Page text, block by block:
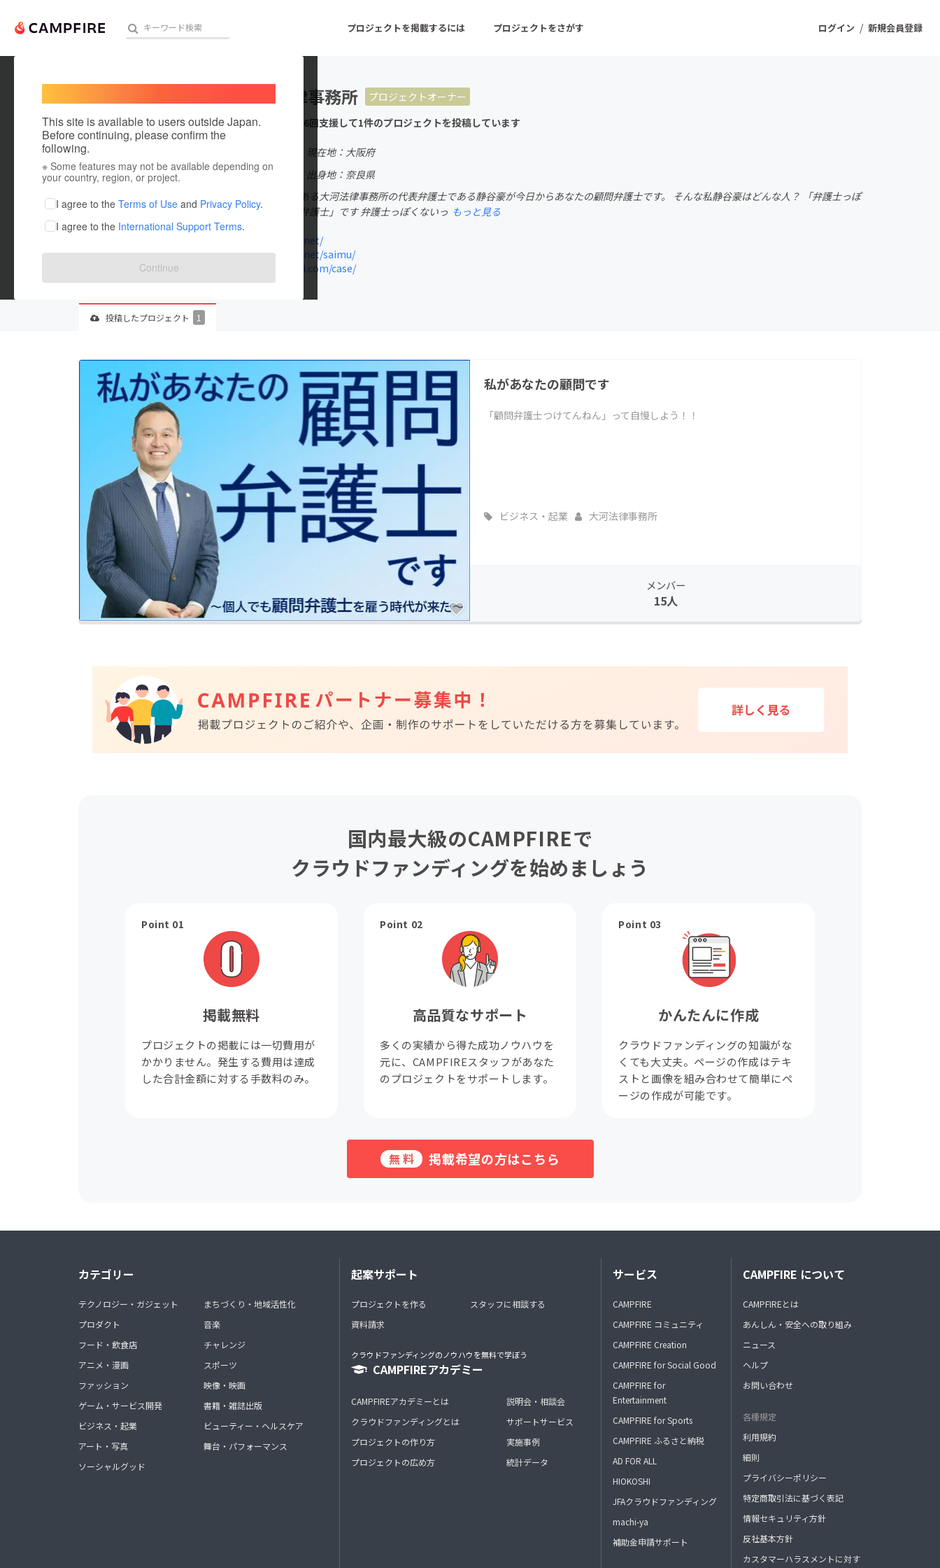
ログイン / 新規会員登録
プロジェクトを掲載するには プロジェクトをさがす
人気のプロジェクト 注目のリターン 注目の新着プロジェクト
アート・写真 音楽
テクノロジー・ガジェット
ゲーム・サービス開発 フード・飲食店
ファッション
映像・映画
ビジネス・起業
チャレンジ
まちづくり・地域活性化
CAMPFIREふるさと納税
This site is available to users outside Japan.
Before continuing, please confirm the
following.
※ Some features may not be available depending on
your country, region, or project.
I agree to the Terms of Use and Privacy Policy.
I agree to the International Support Terms.
Continue
大河法律事務所
プロジェクトオーナー
これまでに6回支援して1件のプロジェクトを投稿しています
現在地：大阪府
出身国：日本
出身地：奈良県
大阪市西区にある大河法律事務所の代表弁護士である静谷豪が今日からあなたの顧問弁護士です。 そんな私静谷豪はどんな人？ 「弁護士っぽ
くない癒し系弁護士」です 弁護士っぽくないっ もっと見る
taiga-law.net/
taiga-law.net/saimu/
taiga-keiji.com/case/
投稿したプロジェクト 1
私があなたの顧問です
「顧問弁護士つけてんねん」って自慢しよう！！
ビジネス・起業 大河法律事務所
メンバー
15人
国内最大級のCAMPFIREで
クラウドファンディングを始めましょう
Point 01
掲載無料
プロジェクトの掲載には一切費用が
かかりません。発生する費用は達成
した合計金額に対する手数料のみ。
Point 02
高品質なサポート
多くの実績から得た成功ノウハウを
元に、CAMPFIREスタッフがあなた
のプロジェクトをサポートします。
Point 03
かんたんに作成
クラウドファンディングの知識がな
くても大丈夫。ページの作成はテキ
ストと画像を組み合わせて簡単にペ
ージの作成が可能です。
無料 掲載希望の方はこちら
カテゴリー
テクノロジー・ガジェット
プロダクト
フード・飲食店
アニメ・漫画
ファッション
ゲーム・サービス開発
ビジネス・起業
アート・写真
ソーシャルグッド
まちづくり・地域活性化
音楽
チャレンジ
スポーツ
映像・映画
書籍・雑誌出版
ビューティー・ヘルスケア
舞台・パフォーマンス
起案サポート
プロジェクトを作る
資料請求
スタッフに相談する
クラウドファンディングのノウハウを無料で学ぼう
CAMPFIREアカデミー
CAMPFIREアカデミーとは
クラウドファンディングとは
プロジェクトの作り方
プロジェクトの広め方
説明会・相談会
サポートサービス
実施事例
統計データ
サービス
CAMPFIRE
CAMPFIRE コミュニティ
CAMPFIRE Creation
CAMPFIRE for Social Good
CAMPFIRE for
Entertainment
CAMPFIRE for Sports
CAMPFIRE ふるさと納税
AD FOR ALL
HIOKOSHI
JFAクラウドファンディング
machi-ya
補助金申請サポート
CAMPFIRE について
CAMPFIREとは
あんしん・安全への取り組み
ニュース
ヘルプ
お問い合わせ
各種規定
利用規約
細則
プライバシーポリシー
特定商取引法に基づく表記
情報セキュリティ方針
反社基本方針
カスタマーハラスメントに対す